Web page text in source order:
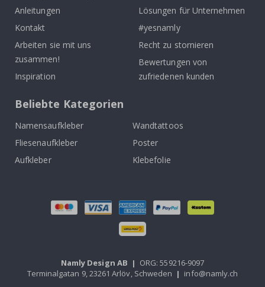
Anleitungen
Kontakt
Arbeiten sie mit uns
zusammen!
Inspiration
Lösungen für Unternehmen
#yesnamly
Recht zu stornieren
Bewertungen von
zufriedenen kunden
Beliebte Kategorien
Namensaufkleber
Wandtattoos
Fliesenaufkleber
Poster
Aufkleber
Klebefolie
Namly Design AB | ORG: 559216-9097
Terminalgatan 9, 23261 Arlöv, Schweden | info@namly.ch